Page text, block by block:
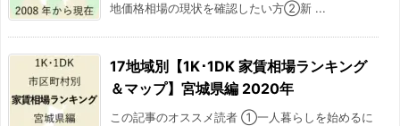
2017/08
2017/09 -13.9%
2017/10 -12.8%
地価格相場の現状を確認したい方②新 ...
17地域別【1K･1DK 家賃相場ランキング
＆マップ】宮城県編 2020年
この記事のオススメ読者 ①一人暮らしを始めるに